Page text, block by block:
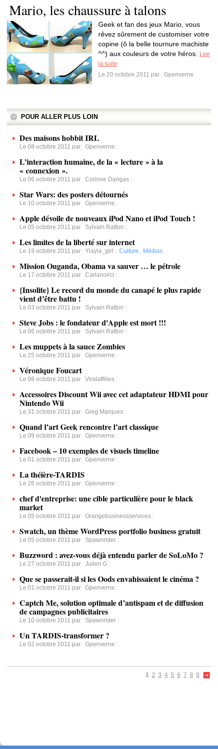
Mario, les chaussure à talons
Geek et fan des jeux Mario, vous
rêvez sûrement de customiser votre
copine (ô la belle tournure machiste
^^) aux couleurs de votre héros.
Lire
la suite
Le 20 octobre 2011 par
Gpenverne
POUR ALLER PLUS LOIN
Des maisons hobbit IRL
Le 08 octobre 2011 par Gpenverne :
L’interaction humaine, de la « lecture » à la
« connexion ».
Le 06 octobre 2011 par Corinne Dangas :
Star Wars: des posters détournés
Le 10 octobre 2011 par Gpenverne :
Apple dévoile de nouveaux iPod Nano et iPod Touch !
Le 05 octobre 2011 par Sylvain Ratton :
Les limites de la liberté sur internet
Le 19 octobre 2011 par Yiayia_girl : Culture, Médias
Mission Ouganda, Obama va sauver … le pétrole
Le 17 octobre 2011 par Carlanoirci :
{Insolite} Le record du monde du canapé le plus rapide
vient d’être battu !
Le 03 octobre 2011 par Sylvain Ratton :
Steve Jobs : le fondateur d'Apple est mort !!!
Le 06 octobre 2011 par Sylvain Ratton :
Les muppets à la sauce Zombies
Le 25 octobre 2011 par Gpenverne :
Véronique Foucart
Le 08 octobre 2011 par Viralaffilies :
Accessoires Discount Wii avec cet adaptateur HDMI pour
Nintendo Wii
Le 31 octobre 2011 par Greg Marques :
Quand l’art Geek rencontre l’art classique
Le 09 octobre 2011 par Gpenverne :
Facebook – 10 exemples de visuels timeline
Le 01 octobre 2011 par Gpenverne :
La théière-TARDIS
Le 26 octobre 2011 par Gpenverne :
chef d'entreprise: une cible particulière pour le black
market
Le 05 octobre 2011 par Orangebusinessservices :
Swatch, un thème WordPress portfolio business gratuit
Le 05 octobre 2011 par Spawnrider :
Buzzword : avez-vous déjà entendu parler de SoLoMo ?
Le 27 octobre 2011 par Julien G :
Que se passerait-il si les Oods envahissaient le cinéma ?
Le 01 octobre 2011 par Gpenverne :
Captch Me, solution optimale d’antispam et de diffusion
de campagnes publicitaires
Le 10 octobre 2011 par Spawnrider :
Un TARDIS-transformer ?
Le 02 octobre 2011 par Gpenverne :
1 2 3 4 5 6 7 8 9